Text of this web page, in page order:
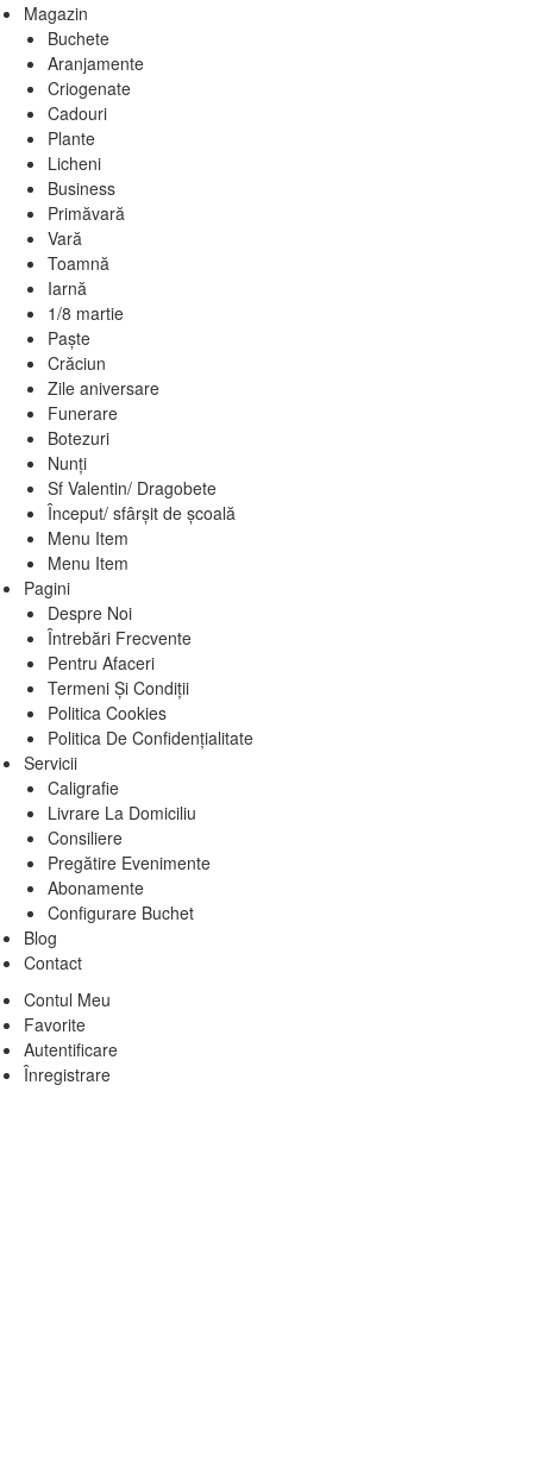
Magazin
Buchete
Aranjamente
Criogenate
Cadouri
Plante
Licheni
Business
Primăvară
Vară
Toamnă
Iarnă
1/8 martie
Paște
Crăciun
Zile aniversare
Funerare
Botezuri
Nunți
Sf Valentin/ Dragobete
Început/ sfârșit de școală
Menu Item
Menu Item
Pagini
Despre Noi
Întrebări Frecvente
Pentru Afaceri
Termeni Și Condiții
Politica Cookies
Politica De Confidențialitate
Servicii
Caligrafie
Livrare La Domiciliu
Consiliere
Pregătire Evenimente
Abonamente
Configurare Buchet
Blog
Contact
Contul Meu
Favorite
Autentificare
Înregistrare